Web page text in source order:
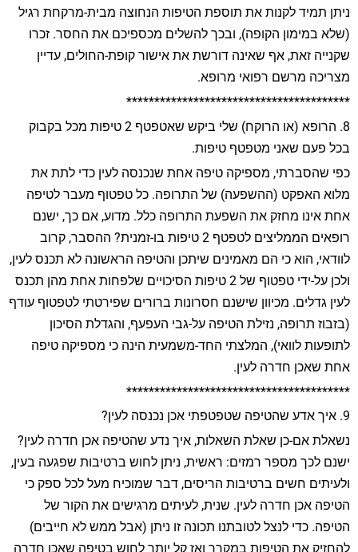
ניתן תמיד לקנות את תוספת הטיפות הנחוצה מבית-מרקחת רגיל
(שלא במימון הקופה), ובכך להשלים מכספיכם את החסר. זכרו
שקנייה זאת, אף שאינה דורשת את אישור קופת-החולים, עדיין
מצריכה מרשם רפואי מרופא.
****************************************
8. הרופא (או הרוקח) שלי ביקש שאטפטף 2 טיפות מכל בקבוק
בכל פעם שאני מטפטף טיפות.
כפי שהסברתי, מספיקה טיפה אחת שנכנסה לעין כדי לתת את
מלוא האפקט (ההשפעה) של התרופה. כל טפטוף מעבר לטיפה
אחת אינו מחזק את השפעת התרופה כלל. מדוע, אם כך, ישנם
רופאים הממליצים לטפטף 2 טיפות בו-זמנית? ההסבר, קרוב
לוודאי, הוא כי הם מאמינים שיתכן והטיפה הראשונה לא תכנס לעין,
ולכן על-ידי טפטוף של 2 טיפות הסיכויים שלפחות אחת מהן תכנס
לעין גדלים. מכיוון שישנם חסרונות ברורים שפירטתי לטפטוף עודף
(בזבוז תרופה, נזילת הטיפה על-גבי העפעף, והגדלת הסיכון
לתופעות לוואי), המלצתי החד-משמעית הינה כי מספיקה טיפה
אחת שאכן חדרה לעין.
****************************************
9. איך אדע שהטיפה שטפטפתי אכן נכנסה לעין?
נשאלת אם-כן שאלת השאלות, איך נדע שהטיפה אכן חדרה לעין?
ישנם לכך מספר רמזים: ראשית, ניתן לחוש ברטיבות שפגעה בעין,
ולעיתים חשים ברטיבות הריסים, דבר שמוכיח מעל לכל ספק כי
הטיפה אכן חדרה לעין. שנית, לעיתים מרגישים את הקור של
הטיפה. כדי לנצל לטובתנו תכונה זו ניתן (אבל ממש לא חייבים)
להחזיק את הטיפות במקרר ואז קל יותר לחוש בטיפה שאכן חדרה